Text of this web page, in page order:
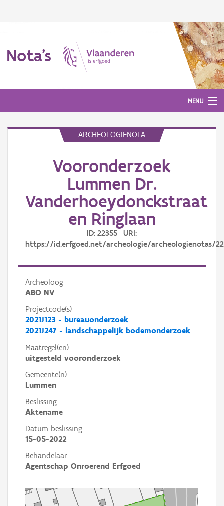
Nota's
MENU
ARCHEOLOGIENOTA
Vooronderzoek
Lummen Dr.
Vanderhoeydonckstraat
en Ringlaan
ID: 22355 URI:
https://id.erfgoed.net/archeologie/archeologienotas/
Archeoloog
ABO NV
Projectcode(s)
2021J123 - bureauonderzoek
2021J247 - landschappelijk bodemonderzoek
Maatregel(en)
uitgesteld vooronderzoek
Gemeente(n)
Lummen
Beslissing
Aktename
Datum beslissing
15-05-2022
Behandelaar
Agentschap Onroerend Erfgoed